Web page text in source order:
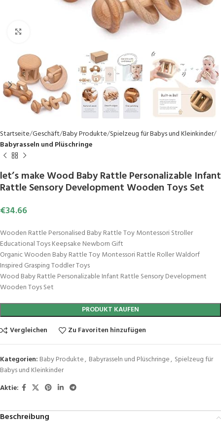
Startseite Geschäft Baby Produkte Spielzeug für Babys und Kleinkinder
Babyrasseln und Plüschringe
let’s make Wood Baby Rattle Personalizable Infant
Rattle Sensory Development Wooden Toys Set
€34.66
Wooden Rattle Personalised Baby Rattle Toy Montessori Stroller
Educational Toys Keepsake Newborn Gift
Organic Wooden Baby Rattle Toy Montessori Rattle Roller Waldorf
Inspired Grasping Toddler Toys
Wood Baby Rattle Personalizable Infant Rattle Sensory Development
Wooden Toys Set
PRODUKT KAUFEN
Vergleichen
Zu Favoriten hinzufügen
Kategorien: Baby Produkte, Babyrasseln und Plüschringe, Spielzeug für
Babys und Kleinkinder
Aktie:
Beschreibung